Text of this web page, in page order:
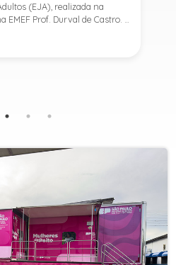
(EJA), realizada na
EMEF Prof. Durval de Castro. A
dos estudos de 53
ao marcar a primeira
à educação e oferecendo uma
turma da Educação de
pelo município foi em 2016,
e, a partir de agosto de 2025,
ampliação. Em parceria
passou a disponibilizar também
ao 9º ano) e o Ensino
as oportunidades
concluam sua formação.A